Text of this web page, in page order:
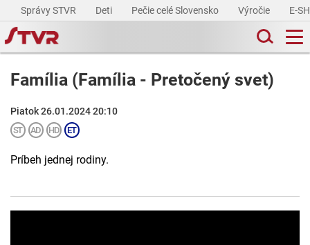
Správy STVR Deti Pečie celé Slovensko Výročie E-
Família (Família - Pretočený svet)
Piatok 26.01.2024 20:10
Príbeh jednej rodiny.